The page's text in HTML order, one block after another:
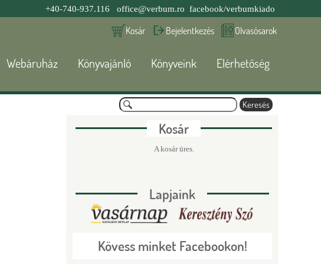
+40-740-937.116 office@verbum.ro facebook/verbumkiado
Kosár Bejelentkezés Olvasósarok
Webáruház Könyvajánló Könyveink Elérhetőség
K
e
é
K
e
Kosár
A kosár üres.
Lapjaink
Kövess minket Facebookon!